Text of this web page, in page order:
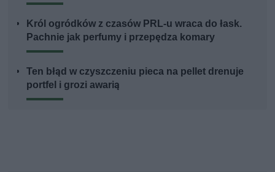
Król ogródków z czasów PRL-u wraca do łask.
Pachnie jak perfumy i przepędza komary
Ten błąd w czyszczeniu pieca na pellet drenuje
portfel i grozi awarią